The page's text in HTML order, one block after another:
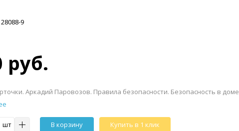
28088-9
руб.
Аркадий Паровозов. Правила безопасности. Безопасность в доме
шт В корзину Купить в 1 клик